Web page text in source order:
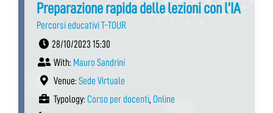
Preparazione rapida delle lezioni con l’IA
Percorsi educativi T-TOUR
28/10/2023 15:30
With: Mauro Sandrini
Venue: Sede Virtuale
Typology: Corso per docenti, Online